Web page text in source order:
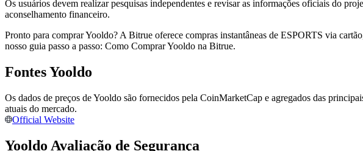
Aprenda como se manter lucrativo
Os usuários devem realizar pesquisas independentes e revisar as informações oficiais do
aconselhamento financeiro.
Pronto para comprar Yooldo? A Bitrue oferece compras instantâneas de ESPORTS via
nosso guia passo a passo: Como Comprar Yooldo na Bitrue.
Fontes Yooldo
Os dados de preços de Yooldo são fornecidos pela CoinMarketCap e agregados das
atuais do mercado.
Official Website
Yooldo Avaliação de Segurança